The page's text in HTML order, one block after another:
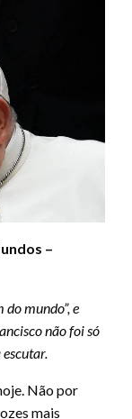
–
mundo”, e
não foi só
Não por
mais